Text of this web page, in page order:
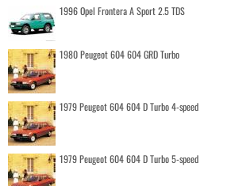
1996 Opel Frontera A Sport 2.5 TDS
1980 Peugeot 604 604 GRD Turbo
1979 Peugeot 604 604 D Turbo 4-speed
1979 Peugeot 604 604 D Turbo 5-speed